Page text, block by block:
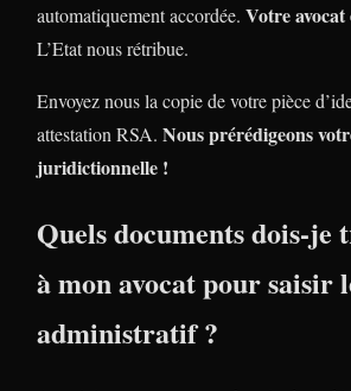
automatiquement accordée. Votre
L’Etat nous rétribue.
Envoyez nous la copie de votre pièce
attestation RSA. Nous prérédigeons
juridictionnelle !
Quels documents dois-je
à mon avocat pour saisir
administratif ?